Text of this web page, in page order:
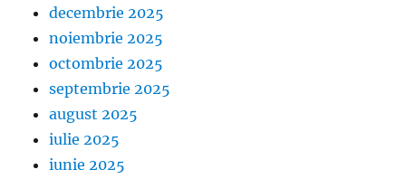
decembrie 2025
noiembrie 2025
octombrie 2025
septembrie 2025
august 2025
iulie 2025
iunie 2025